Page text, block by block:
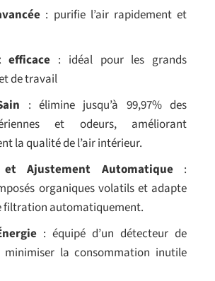
: purifie l’air rapidement et
efficace : idéal pour les grands
de travail
: élimine jusqu’à 99,97% des
et odeurs, améliorant
la qualité de l’air intérieur.
et Ajustement Automatique:
organiques volatils et adapte
filtration automatiquement.
: équipé d’un détecteur de
minimiser la consommation inutile